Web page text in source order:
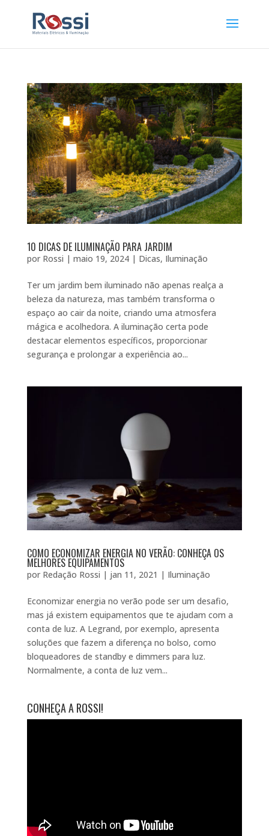
10 DICAS DE ILUMINAÇÃO PARA JARDIM
por Rossi | maio 19, 2024| Dicas, Iluminação
Ter um jardim bem iluminado não apenas realça a
beleza da natureza, mas também transforma o
espaço ao cair da noite, criando uma atmosfera
mágica e acolhedora. A iluminação certa pode
destacar elementos específicos, proporcionar
segurança e prolongar a experiência ao...
COMO ECONOMIZAR ENERGIA NO VERÃO: CONHEÇA OS
MELHORES EQUIPAMENTOS
por Redação Rossi | jan 11, 2021 | Iluminação
Economizar energia no verão pode ser um desafio,
mas já existem equipamentos que te ajudam com a
conta de luz. A Legrand, por exemplo, apresenta
soluções que fazem a diferença no bolso, como
bloqueadores de standby e dimmers para luz.
Normalmente, a conta de luz vem...
CONHEÇA A ROSSI!